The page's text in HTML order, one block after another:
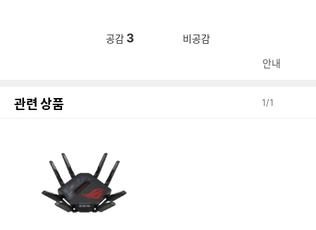
공감 3 비공감
안내
관련 상품 1/1